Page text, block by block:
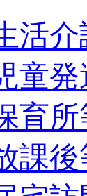
活介
童
育
課